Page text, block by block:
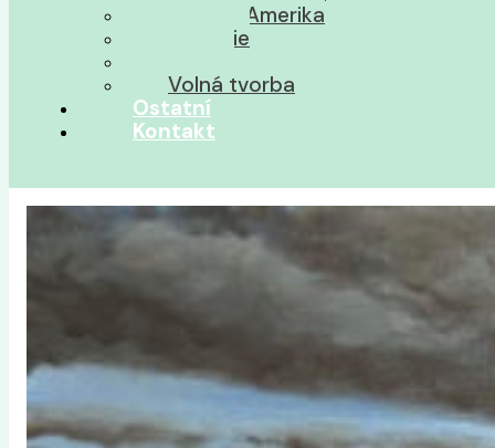
Střední Amerika
Oceánie
Volná tvorba
Ostatní
Kontakt